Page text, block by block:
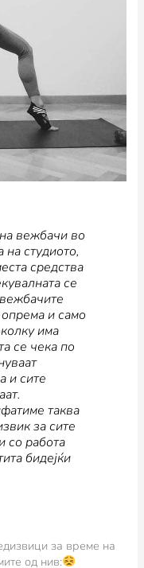
вежбачи во
на студиото,
средства
се
и само
има
се чека по
и сите
таква
за сите
со работа
бидејќи
за време на
од нив: